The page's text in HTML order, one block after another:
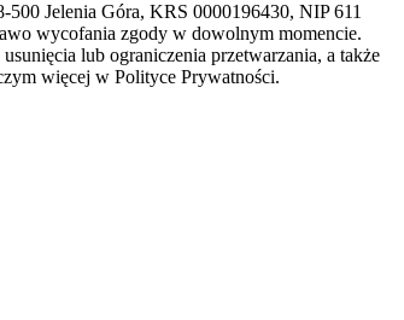
Jelenia Góra, KRS 0000196430, NIP 611
wycofania zgody w dowolnym momencie.
lub ograniczenia przetwarzania, a także
więcej w Polityce Prywatności.